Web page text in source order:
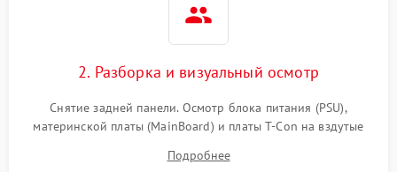
2. Разборка и визуальный осмотр
Снятие задней панели. Осмотр блока питания (PSU),
материнской платы (MainBoard) и платы T-Con на вздутые
Проверка надежности фиксации и целостности шлейфов.
Подробнее